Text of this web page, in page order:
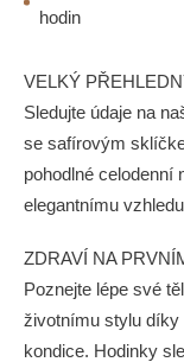
hodin
VELKÝ
Sledujte údaje na
se safírovým
pohodlné celodenní
elegantnímu
ZDRAVÍ NA
Poznejte lépe své
životnímu stylu díky
kondice. Hodinky